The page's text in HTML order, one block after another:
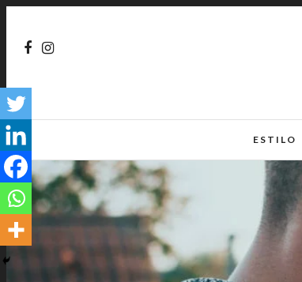
ESTILO